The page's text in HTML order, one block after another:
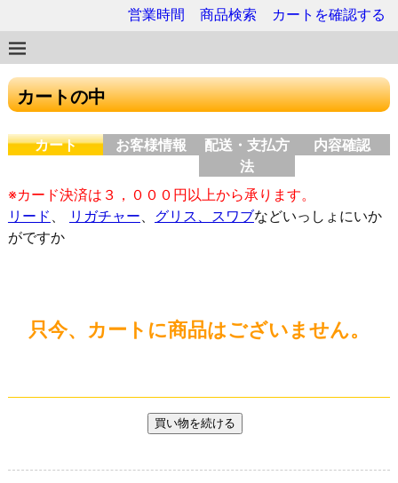
営業時間 商品検索 カートを確認する
カートの中
カート お客様情報
配送・支払方
法
内容確認
※カード決済は３，０００円以上から承ります。
リード 、 リガチャー、 グリス、スワブなどいっしょにいか
がですか
只今、カートに商品はございません。